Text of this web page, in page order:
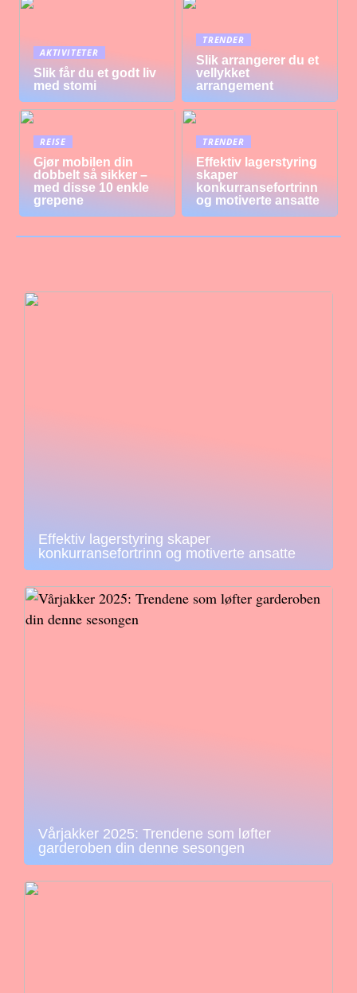
AKTIVITETER
Slik får du et godt liv
med stomi
TRENDER
Slik arrangerer du et
vellykket
arrangement
REISE
Gjør mobilen din
dobbelt så sikker –
med disse 10 enkle
grepene
TRENDER
Effektiv lagerstyring
skaper
konkurransefortrinn
og motiverte ansatte
Effektiv lagerstyring skaper
konkurransefortrinn og motiverte ansatte
Vårjakker 2025: Trendene som løfter
garderoben din denne sesongen